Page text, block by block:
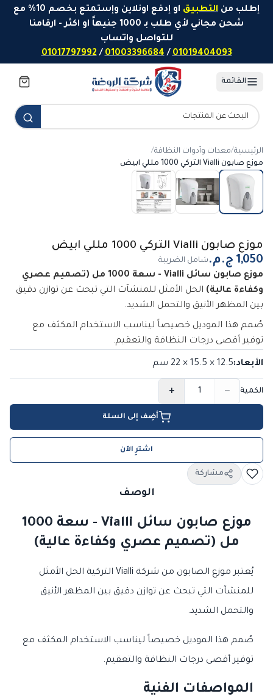
تخطَّ إلى المحتوى
إطلب من التطبيق
او إدفع اونلاين وإستمتع بخصم 10% مع
شحن مجاني لأي طلب بـ 1000 جنيهاً او اكثر - ارقامنا
للتواصل واتساب
01019404093
/
01003396684
/
01017797992
القائمة
الرئيسية/معدات وأدوات النظافة/
موزع صابون Vialli التركي 1000 مللي ابيض
موزع صابون Vialli التركي 1000 مللي ابيض
شامل الضريبة
موزع صابون سائل Vialli - سعة 1000 مل (تصميم عصري
وكفاءة عالية) الحل الأمثل للمنشآت التي تبحث عن توازن دقيق
بين المظهر الأنيق والتحمل الشديد.
صُمم هذا الموديل خصيصاً ليناسب الاستخدام المكثف مع
توفير أقصى درجات النظافة والتعقيم.
الأبعاد:
12.5 × 15.5 × 22 سم
الكمية −
+
أضِف إلى السلة
اشترِ الآن
مشاركة
الوصف
موزع صابون سائل Vialli - سعة 1000
مل (تصميم عصري وكفاءة عالية)
يُعتبر موزع الصابون من شركة Vialli التركية الحل الأمثل
للمنشآت التي تبحث عن توازن دقيق بين المظهر الأنيق
والتحمل الشديد.
صُمم هذا الموديل خصيصاً ليناسب الاستخدام المكثف مع
توفير أقصى درجات النظافة والتعقيم.
المواصفات الفنية